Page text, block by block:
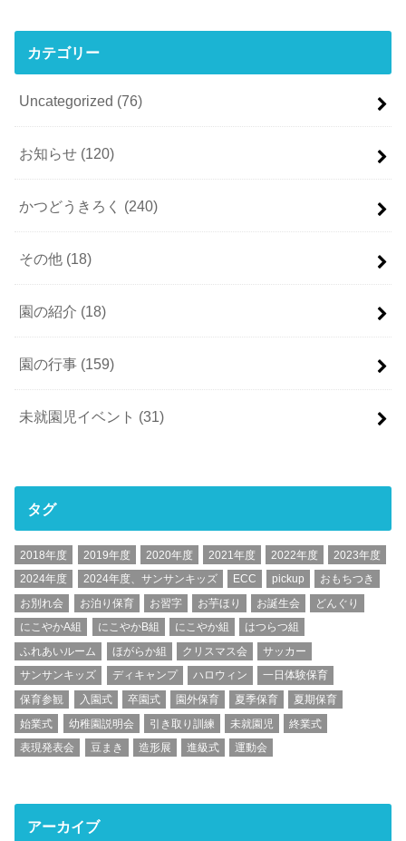
カテゴリー
Uncategorized (76)
お知らせ (120)
かつどうきろく (240)
その他 (18)
園の紹介 (18)
園の行事 (159)
未就園児イベント (31)
タグ
2018年度 2019年度 2020年度 2021年度 2022年度
2023年度
2024年度
2024年度、サンサンキッズ ECC pickup
おもちつき
お別れ会
お泊り保育 お習字 お芋ほり お誕生会
どんぐり
にこやかA組
にこやかB組 にこやか組
はつらつ組
ふれあいルーム
ほがらか組 クリスマス会
サッカー
サンサンキッズ
ディキャンプ ハロウィン
一日体験保育
保育参観
入園式 卒園式 園外保育 夏季保育
夏期保育
始業式
幼稚園説明会 引き取り訓練 未就園児
終業式
表現発表会
豆まき 造形展 進級式 運動会
アーカイブ